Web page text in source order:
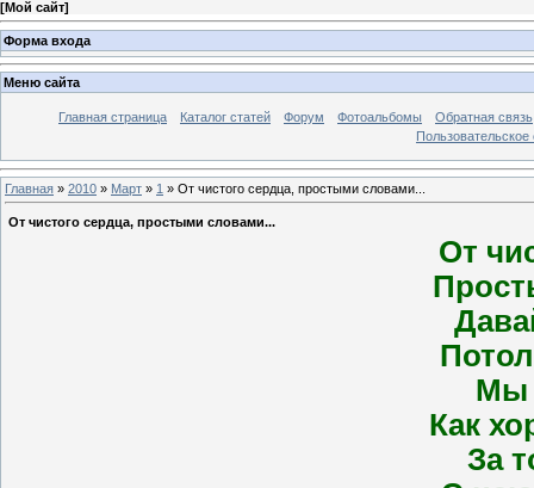
[Мой сайт]
Форма входа
Меню сайта
Главная страница Каталог статей Форум Фотоальбомы
Обратная связь
Пользовательское
Главная » 2010 » Март » 1 » От чистого сердца, простыми словами...
От чистого сердца, простыми словами...
От
Мы
Как
За